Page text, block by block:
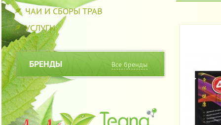
ЧАИ И СБОРЫ ТРАВ
УСЛУГИ
БРЕНДЫ Все бренды